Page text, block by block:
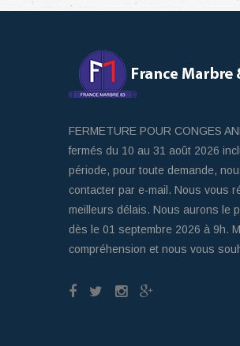
FERMETURE POUR CONGES
fermés du 10 au 31 août 2026
période, pour toute demande,
contacter par e-mail. Nous vous
meilleurs délais. Nous aurons le
dès le 01 septembre 2026 à 9h.
compréhension et nous vous